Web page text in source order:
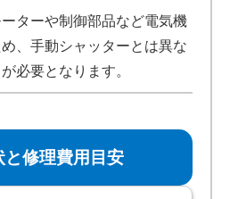
ターや制御部品など電気機
、手動シャッターとは異な
必要となります。
と修理費用目安